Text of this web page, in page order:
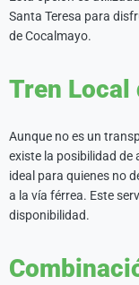
Santa Teresa para
de Cocalmayo.
Tren
Aunque no es un
existe la posibilidad de
ideal para quienes no
a la vía férrea. Este
disponibilidad.